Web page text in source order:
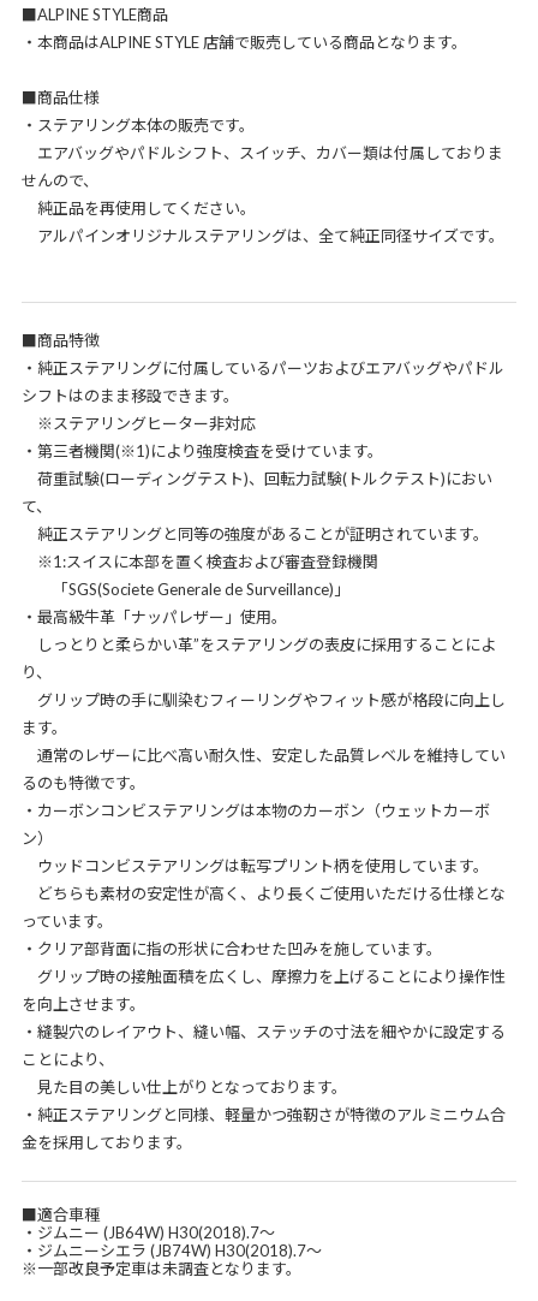
■ALPINE STYLE商品
・本商品はALPINE STYLE 店舗で販売している商品となります。
■商品仕様
・ステアリング本体の販売です。
エアバッグやパドルシフト、スイッチ、カバー類は付属しておりま
せんので、
純正品を再使用してください。
アルパインオリジナルステアリングは、全て純正同径サイズです。
■商品特徴
・純正ステアリングに付属しているパーツおよびエアバッグやパドル
シフトはのまま移設できます。
※ステアリングヒーター非対応
・第三者機関(※1)により強度検査を受けています。
荷重試験(ローディングテスト)、回転力試験(トルクテスト)におい
て、
純正ステアリングと同等の強度があることが証明されています。
※1:スイスに本部を置く検査および審査登録機関
「SGS(Societe Generale de Surveillance)」
・最高級牛革「ナッパレザー」使用。
しっとりと柔らかい革”をステアリングの表皮に採用することによ
り、
グリップ時の手に馴染むフィーリングやフィット感が格段に向上し
ます。
通常のレザーに比べ高い耐久性、安定した品質レベルを維持してい
るのも特徴です。
・カーボンコンビステアリングは本物のカーボン（ウェットカーボ
ン）
ウッドコンビステアリングは転写プリント柄を使用しています。
どちらも素材の安定性が高く、より長くご使用いただける仕様とな
っています。
・クリア部背面に指の形状に合わせた凹みを施しています。
グリップ時の接触面積を広くし、摩擦力を上げることにより操作性
を向上させます。
・縫製穴のレイアウト、縫い幅、ステッチの寸法を細やかに設定する
ことにより、
見た目の美しい仕上がりとなっております。
・純正ステアリングと同様、軽量かつ強靭さが特徴のアルミニウム合
金を採用しております。
■適合車種
・ジムニー (JB64W) H30(2018).7～
・ジムニーシエラ (JB74W) H30(2018).7～
※一部改良予定車は未調査となります。